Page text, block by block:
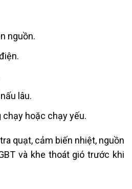
nguồn.
lâu.
chạy hoặc chạy yếu.
quạt, cảm biến nhiệt, nguồn
và khe thoát gió trước khi